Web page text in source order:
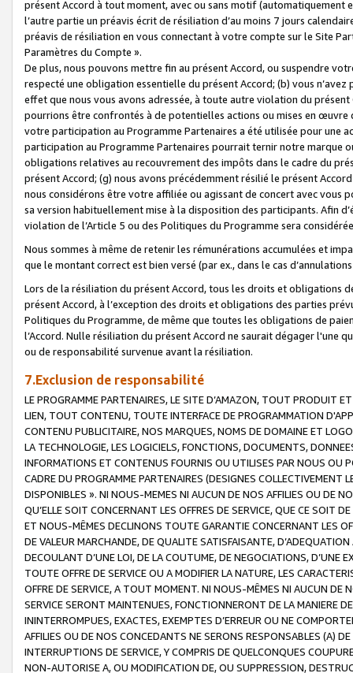
présent Accord à tout moment, avec ou sans motif (automatiquement
l’autre partie un préavis écrit de résiliation d’au moins 7 jours
préavis de résiliation en vous connectant à votre compte sur le Site
Paramètres du Compte ».
De plus, nous pouvons mettre fin au présent Accord, ou suspendre
respecté une obligation essentielle du présent Accord; (b) vous
effet que nous vous avons adressée, à toute autre violation du
pourrions être confrontés à de potentielles actions ou mises en
votre participation au Programme Partenaires a été utilisée pour une
participation au Programme Partenaires pourrait ternir notre marque
obligations relatives au recouvrement des impôts dans le cadre du
présent Accord; (g) nous avons précédemment résilié le présent
nous considérons être votre affiliée ou agissant de concert avec vous
sa version habituellement mise à la disposition des participants. Afin
violation de l’Article 5 ou des Politiques du Programme sera
Nous sommes à même de retenir les rémunérations accumulées et
que le montant correct est bien versé (par ex., dans le cas
Lors de la résiliation du présent Accord, tous les droits et obligations
présent Accord, à l’exception des droits et obligations des parties
Politiques du Programme, de même que toutes les obligations de
l’Accord. Nulle résiliation du présent Accord ne saurait dégager l'une
ou de responsabilité survenue avant la résiliation.
7.Exclusion de responsabilité
LE PROGRAMME PARTENAIRES, LE SITE D’AMAZON, TOUT PRODUIT
LIEN, TOUT CONTENU, TOUTE INTERFACE DE PROGRAMMATION
CONTENU PUBLICITAIRE, NOS MARQUES, NOMS DE DOMAINE ET
LA TECHNOLOGIE, LES LOGICIELS, FONCTIONS, DOCUMENTS,
INFORMATIONS ET CONTENUS FOURNIS OU UTILISES PAR NOUS OU
CADRE DU PROGRAMME PARTENAIRES (DESIGNES COLLECTIVEMENT
DISPONIBLES ». NI NOUS-MEMES NI AUCUN DE NOS AFFILIES OU DE
QU’ELLE SOIT CONCERNANT LES OFFRES DE SERVICE, QUE CE SOIT
ET NOUS-MÊMES DECLINONS TOUTE GARANTIE CONCERNANT LES
DE VALEUR MARCHANDE, DE QUALITE SATISFAISANTE,
DECOULANT D’UNE LOI, DE LA COUTUME, DE NEGOCIATIONS, D’UNE
TOUTE OFFRE DE SERVICE OU A MODIFIER LA NATURE, LES
OFFRE DE SERVICE, A TOUT MOMENT. NI NOUS-MÊMES NI AUCUN DE
SERVICE SERONT MAINTENUES, FONCTIONNERONT DE LA MANIERE
ININTERROMPUES, EXACTES, EXEMPTES D’ERREUR OU NE
AFFILIES OU DE NOS CONCEDANTS NE SERONS RESPONSABLES (A)
INTERRUPTIONS DE SERVICE, Y COMPRIS DE QUELCONQUES
NON-AUTORISE A, OU MODIFICATION DE, OU SUPPRESSION,